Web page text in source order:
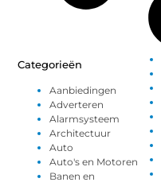
Categorieën
Aanbiedingen
Adverteren
Alarmsysteem
Architectuur
Auto
Auto's en Motoren
Banen en